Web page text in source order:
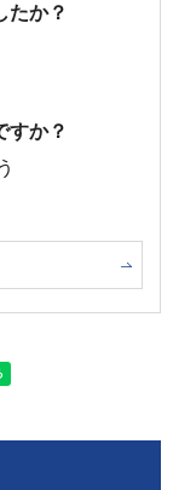
たか？
すか？